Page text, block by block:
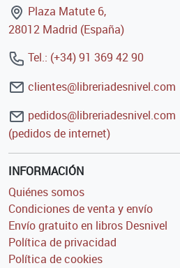
Plaza Matute 6,
28012 Madrid (España)
Tel.: (+34) 91 369 42 90
clientes@libreriadesnivel.com
pedidos@libreriadesnivel.com
(pedidos de internet)
INFORMACIÓN
Quiénes somos
Condiciones de venta y envío
Envío gratuito en libros Desnivel
Política de privacidad
Política de cookies